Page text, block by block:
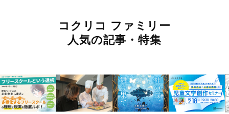
コクリコ ファミリー
人気の記事・特集